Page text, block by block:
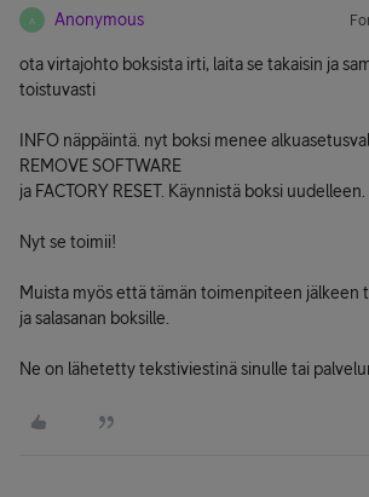
A Anonymous
ota virtajohto boksista irti, laita se takaisin ja
toistuvasti
INFO näppäintä. nyt boksi menee
REMOVE SOFTWARE
ja FACTORY RESET. Käynnistä boksi uudelleen.
Nyt se toimii!
Muista myös että tämän toimenpiteen jälkeen
ja salasanan boksille.
Ne on lähetetty tekstiviestinä sinulle tai